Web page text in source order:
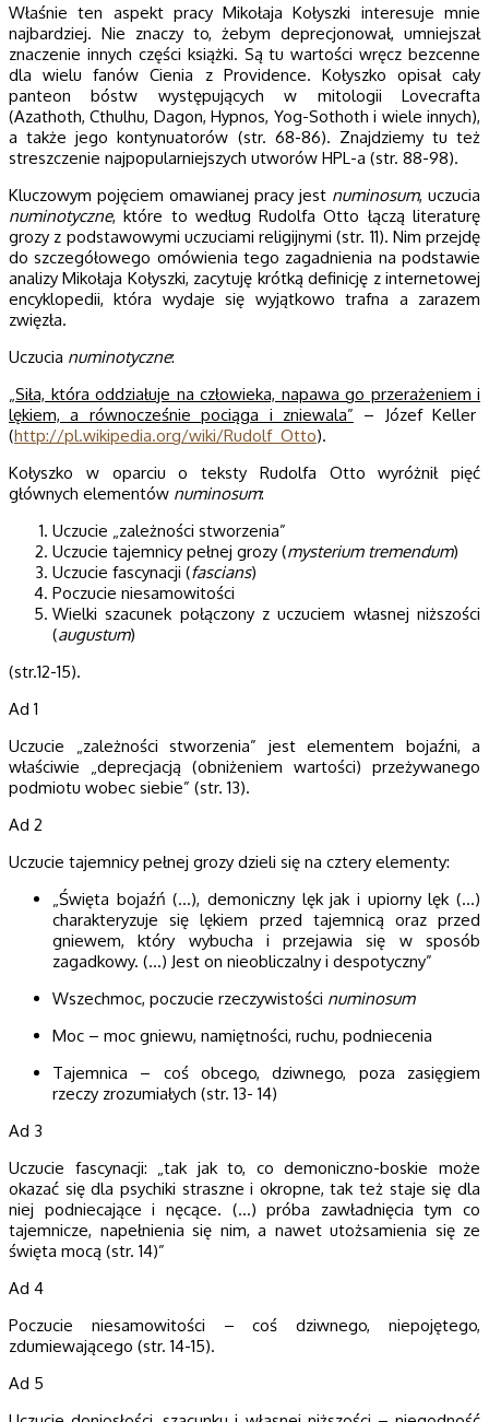
Właśnie ten aspekt pracy Mikołaja Kołyszki interesuje mnie
najbardziej. Nie znaczy to, żebym deprecjonował, umniejszał
znaczenie innych części książki. Są tu wartości wręcz bezcenne
dla wielu fanów Cienia z Providence. Kołyszko opisał cały
panteon bóstw występujących w mitologii Lovecrafta
(Azathoth, Cthulhu, Dagon, Hypnos, Yog-Sothoth i wiele innych),
a także jego kontynuatorów (str. 68-86). Znajdziemy tu też
streszczenie najpopularniejszych utworów HPL-a (str. 88-98).
Kluczowym pojęciem omawianej pracy jest numinosum, uczucia
numinotyczne, które to według Rudolfa Otto łączą literaturę
grozy z podstawowymi uczuciami religijnymi (str. 11). Nim przejdę
do szczegółowego omówienia tego zagadnienia na podstawie
analizy Mikołaja Kołyszki, zacytuję krótką definicję z internetowej
encyklopedii, która wydaje się wyjątkowo trafna a zarazem
zwięzła.
Uczucia numinotyczne:
„Siła, która oddziałuje na człowieka, napawa go przerażeniem i
lękiem, a równocześnie pociąga i zniewala” – Józef Keller
(http://pl.wikipedia.org/wiki/Rudolf_Otto).
Kołyszko w oparciu o teksty Rudolfa Otto wyróżnił pięć
głównych elementów numinosum:
Uczucie „zależności stworzenia”
Uczucie tajemnicy pełnej grozy (mysterium tremendum)
Uczucie fascynacji (fascians)
Poczucie niesamowitości
Wielki szacunek połączony z uczuciem własnej niższości
(augustum)
(str.12-15).
Ad 1
Uczucie „zależności stworzenia” jest elementem bojaźni, a
właściwie „deprecjacją (obniżeniem wartości) przeżywanego
podmiotu wobec siebie” (str. 13).
Ad 2
Uczucie tajemnicy pełnej grozy dzieli się na cztery elementy:
„Święta bojaźń (…), demoniczny lęk jak i upiorny lęk (…)
charakteryzuje się lękiem przed tajemnicą oraz przed
gniewem, który wybucha i przejawia się w sposób
zagadkowy. (…) Jest on nieobliczalny i despotyczny”
Wszechmoc, poczucie rzeczywistości numinosum
Moc – moc gniewu, namiętności, ruchu, podniecenia
Tajemnica – coś obcego, dziwnego, poza zasięgiem
rzeczy zrozumiałych (str. 13- 14)
Ad 3
Uczucie fascynacji: „tak jak to, co demoniczno-boskie może
okazać się dla psychiki straszne i okropne, tak też staje się dla
niej podniecające i nęcące. (…) próba zawładnięcia tym co
tajemnicze, napełnienia się nim, a nawet utożsamienia się ze
święta mocą (str. 14)”
Ad 4
Poczucie niesamowitości – coś dziwnego, niepojętego,
zdumiewającego (str. 14-15).
Ad 5